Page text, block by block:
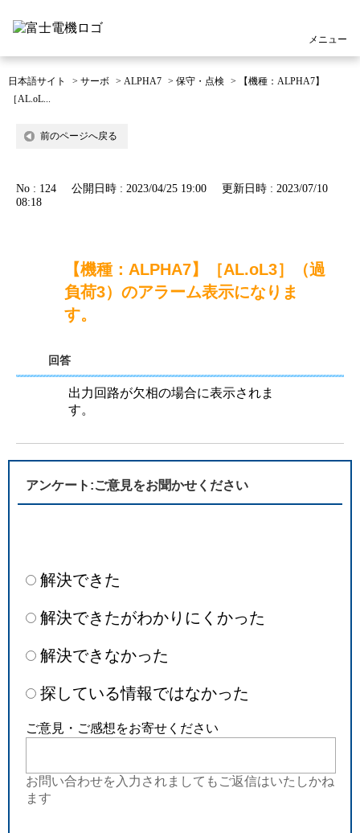
メニュー
日本語サイト > サーボ > ALPHA7 > 保守・点検 >
【機種：ALPHA7】
［AL.oL...
前のページへ戻る
No : 124 公開日時 : 2023/04/25 19:00
更新日時 : 2023/07/10
08:18
【機種：ALPHA7】［AL.oL3］（過
負荷3）のアラーム表示になりま
す。
回答
出力回路が欠相の場合に表示されま
す。
アンケート:ご意見をお聞かせください
解決できた
解決できたがわかりにくかった
解決できなかった
探している情報ではなかった
ご意見・ご感想をお寄せください
お問い合わせを入力されましてもご返信はいたしかね
ます